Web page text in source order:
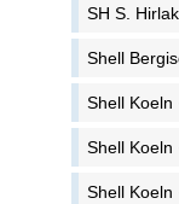
SH S.
Shell
Shell Koeln
Shell Koeln
Shell Koeln